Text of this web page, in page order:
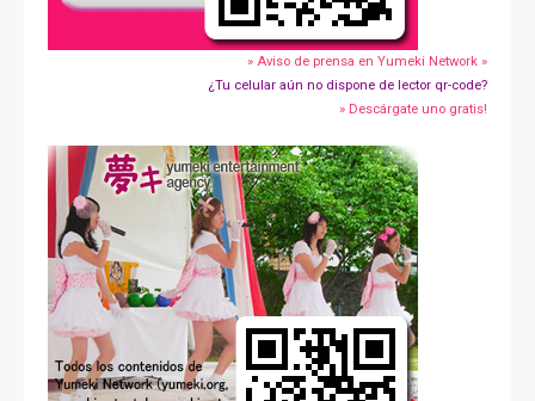
» Aviso de prensa en Yumeki Network »
¿Tu celular aún no dispone de lector qr-code?
» Descárgate uno gratis!